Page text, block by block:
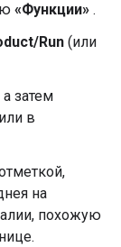
«Функции» .
Run (или
затем
в
на
похожую